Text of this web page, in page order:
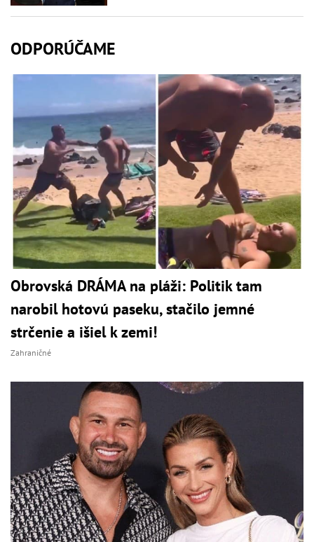
ODPORÚČAME
Obrovská DRÁMA na pláži: Politik tam
narobil hotovú paseku, stačilo jemné
strčenie a išiel k zemi!
Zahraničné